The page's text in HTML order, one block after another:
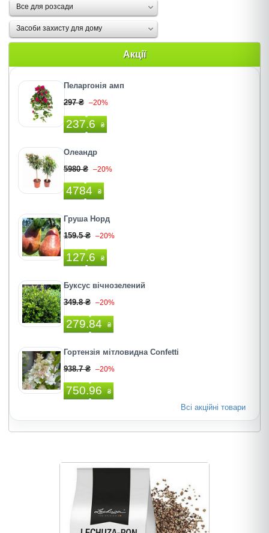
Все для розсади
Засоби захисту для дому
Акції
Пеларгонія амп
297 ₴ –20%
237.6 ₴
Олеандр
5980 ₴ –20%
4784 ₴
Груша Норд
159.5 ₴ –20%
127.6 ₴
Буксус вічнозелений
349.8 ₴ –20%
279.84 ₴
Гортензія мітловидна Confetti
938.7 ₴ –20%
750.96 ₴
Всі акційні товари